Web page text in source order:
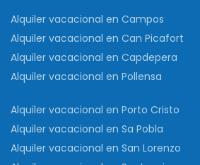
Alquiler vacacional en Campos
Alquiler vacacional en Can Picafort
Alquiler vacacional en Capdepera
Alquiler vacacional en Pollensa
Alquiler vacacional en Porto Cristo
Alquiler vacacional en Sa Pobla
Alquiler vacacional en San Lorenzo